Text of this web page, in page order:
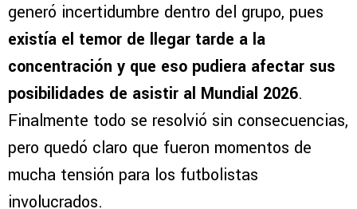
generó incertidumbre dentro del grupo, pues
existía el temor de llegar tarde a la
concentración y que eso pudiera afectar sus
posibilidades de asistir al Mundial 2026.
Finalmente todo se resolvió sin consecuencias,
pero quedó claro que fueron momentos de
mucha tensión para los futbolistas
involucrados.